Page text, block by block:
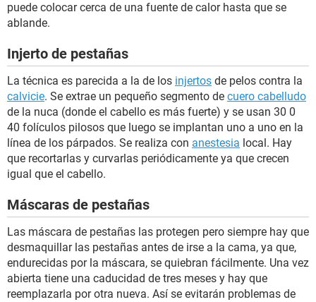
puede colocar cerca de una fuente de calor hasta que se
ablande.
Injerto de pestañas
La técnica es parecida a la de los injertos de pelos contra la
calvicie. Se extrae un pequeño segmento de cuero cabelludo
de la nuca (donde el cabello es más fuerte) y se usan 30 0
40 folículos pilosos que luego se implantan uno a uno en la
línea de los párpados. Se realiza con anestesia local. Hay
que recortarlas y curvarlas periódicamente ya que crecen
igual que el cabello.
Máscaras de pestañas
Las máscara de pestañas las protegen pero siempre hay que
desmaquillar las pestañas antes de irse a la cama, ya que,
endurecidas por la máscara, se quiebran fácilmente. Una vez
abierta tiene una caducidad de tres meses y hay que
reemplazarla por otra nueva. Así se evitarán problemas de